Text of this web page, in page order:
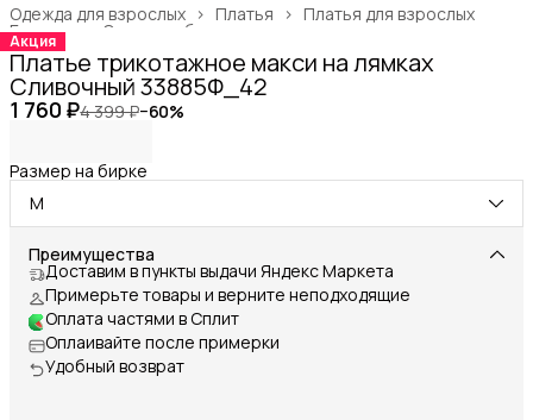
Платья для взрослых
Платья ›
Одежда для взрослых ›
Одежда, обувь и аксессуары
Главная ›
Акция
Платье трикотажное макси на лямках
Сливочный 33885Ф_42
1 760 ₽4 399 ₽−60%
Размер на бирке
M
Преимущества
Доставим в пункты выдачи Яндекс Маркета
Примерьте товары и верните неподходящие
Оплата частями в Сплит
Оплаивайте после примерки
Удобный возврат